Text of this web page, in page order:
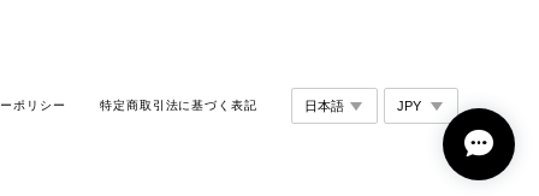
ポリシー 特定商取引法に基づく表記